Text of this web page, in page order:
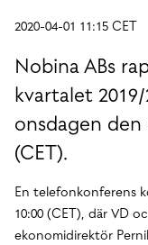
2020-04-01 11:15 CET
Nobina ABs
kvartalet
onsdagen den
(CET).
En telefonkonferens
10:00 (CET), där VD
ekonomidirektör